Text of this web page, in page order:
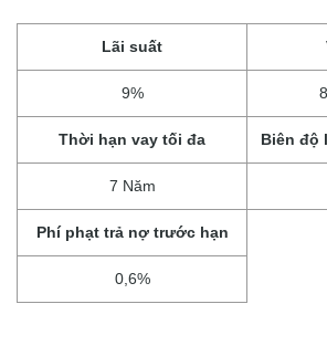
Lãi suất
9%
Thời hạn vay tối đa
7 Năm
Biên độ
Phí phạt trả nợ trước hạn
0,6%